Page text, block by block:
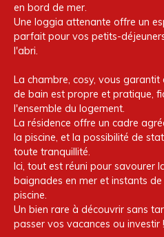
en bord de mer.
Une loggia attenante offre un
parfait pour vos petits-
l'abri.
La chambre, cosy, vous garantit
de bain est propre et pratique,
l'ensemble du logement.
La résidence offre un cadre
la piscine, et la possibilité de
toute tranquillité.
Ici, tout est réuni pour savourer
baignades en mer et instants
piscine.
Un bien rare à découvrir sans
passer vos vacances ou investir !